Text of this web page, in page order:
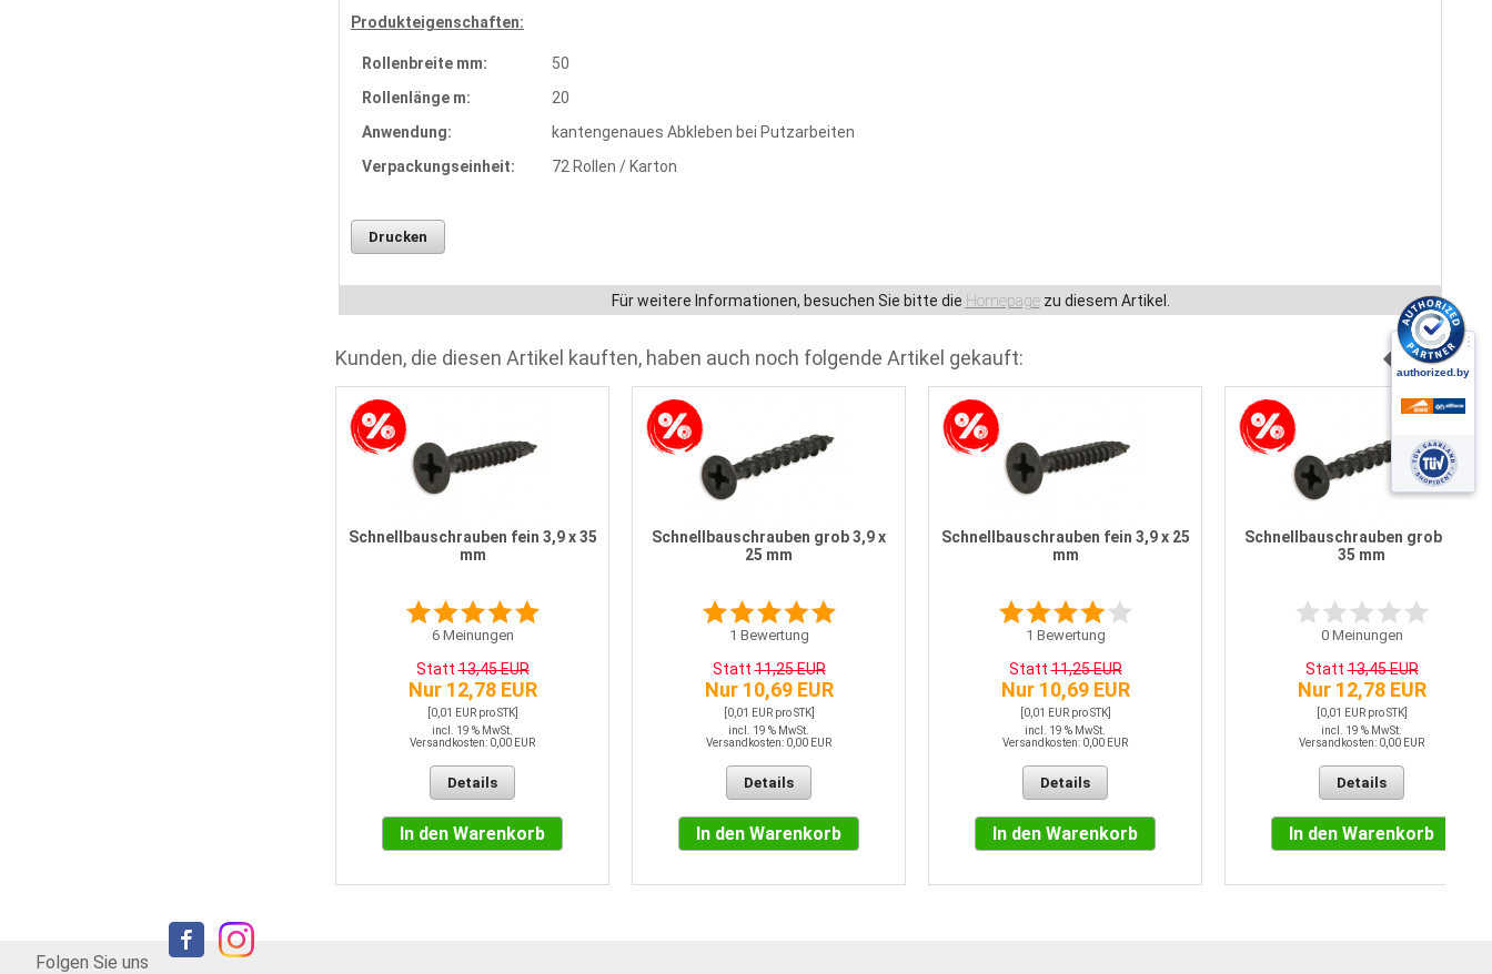
Produkteigenschaften:
Rollenbreite mm:
50
Rollenlänge m:
20
Anwendung:
kantengenaues Abkleben bei Putzarbeiten
Verpackungseinheit:
72 Rollen / Karton
Drucken
Für weitere Informationen, besuchen Sie bitte die Homepagezu diesem Artikel.
Kunden, die diesen Artikel kauften, haben auch noch folgende Artikel gekauft:
Schnellbauschrauben fein 3,9 x 35
mm
6Meinungen
Statt13,45 EUR
Nur 12,78 EUR
[0,01 EUR pro STK]
incl. 19 % MwSt.
Versandkosten: 0,00 EUR
Details
In den Warenkorb
Schnellbauschrauben grob 3,9 x
25 mm
1 Bewertung
Statt11,25 EUR
Nur 10,69 EUR
[0,01 EUR pro STK]
incl. 19 % MwSt.
Versandkosten: 0,00 EUR
Details
In den Warenkorb
Schnellbauschrauben fein 3,9 x 25
mm
1 Bewertung
Statt11,25 EUR
Nur 10,69 EUR
[0,01 EUR pro STK]
incl. 19 % MwSt.
Versandkosten: 0,00 EUR
Details
In den Warenkorb
Schnellbauschrauben grob 3,9 x
35 mm
0Meinungen
Statt13,45 EUR
Nur 12,78 EUR
[0,01 EUR pro STK]
incl. 19 % MwSt.
Versandkosten: 0,00 EUR
Details
In den Warenkorb
Folgen Sie uns